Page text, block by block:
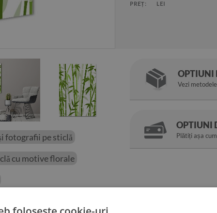
PREȚ: LEI
fotografii pe sticlă
cu motive florale
care poate fi utilizat în locurile în care tablourile tradiționale
OPTIUNI
Vezi
OPTIUNI
Plătiți așa